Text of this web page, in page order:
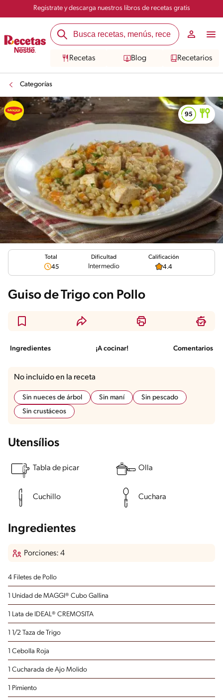
Registrate y descarga nuestros libros de recetas gratis
Recetas Blog Recetarios
Categorías
Total
45
Dificultad
Intermedio
Calificación
4.4
Guiso de Trigo con Pollo
Ingredientes ¡A cocinar! Comentarios
No incluido en la receta
Sin nueces de árbol Sin maní
Sin pescado
Sin crustáceos
Utensílios
Tabla de picar Olla
Cuchillo Cuchara
Ingredientes
Porciones: 4
4 Filetes de Pollo
1 Unidad de MAGGI® Cubo Gallina
1 Lata de IDEAL® CREMOSITA
1 1/2 Taza de Trigo
1 Cebolla Roja
1 Cucharada de Ajo Molido
1 Pimiento